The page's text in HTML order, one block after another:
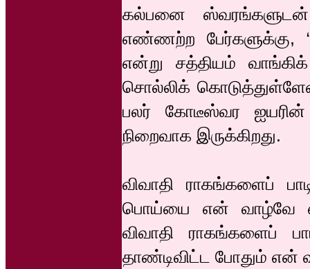
கல்பனை ஸ்வரங்களுடன்
எண்ணற்ற பேர்களுக்கு,
என்று சத்தியம்
சொல்லிக்
பலர் கோடீஸ்வர ஐயரின்
நிறைவாக இருக்கிறது.
விவாதி ராகங்களைப்
பொய்யை என் வாழ்வே
விவாதி ராகங்களைப்
தாண்டிவிட்ட போதும் என்